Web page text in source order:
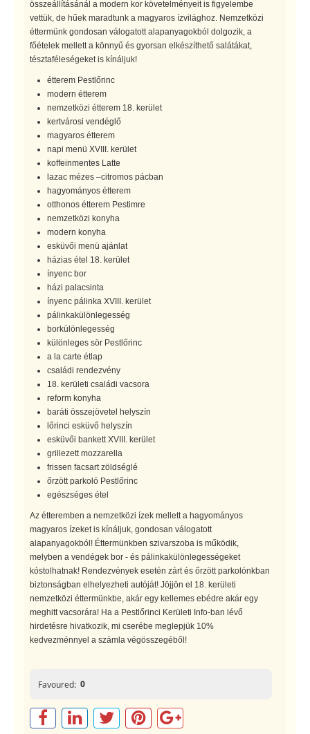
összeállításánál a modern kor követelményeit is figyelembe
vettük, de hűek maradtunk a magyaros ízvilághoz. Nemzetközi
éttermünk gondosan válogatott alapanyagokból dolgozik, a
főételek mellett a könnyű és gyorsan elkészíthető salátákat,
tésztaféleségeket is kínáljuk!
étterem Pestlőrinc
modern étterem
nemzetközi étterem 18. kerület
kertvárosi vendéglő
magyaros étterem
napi menü XVIII. kerület
koffeinmentes Latte
lazac mézes –citromos pácban
hagyományos étterem
otthonos étterem Pestimre
nemzetközi konyha
modern konyha
esküvői menü ajánlat
házias étel 18. kerület
ínyenc bor
házi palacsinta
ínyenc pálinka XVIII. kerület
pálinkakülönlegesség
borkülönlegesség
különleges sör Pestlőrinc
a la carte étlap
családi rendezvény
18. kerületi családi vacsora
reform konyha
baráti összejövetel helyszín
lőrinci esküvő helyszín
esküvői bankett XVIII. kerület
grillezett mozzarella
frissen facsart zöldséglé
őrzött parkoló Pestlőrinc
egészséges étel
Az étteremben a nemzetközi ízek mellett a hagyományos
magyaros ízeket is kínáljuk, gondosan válogatott
alapanyagokból! Éttermünkben szivarszoba is működik,
melyben a vendégek bor - és pálinkakülönlegességeket
kóstolhatnak! Rendezvények esetén zárt és őrzött parkolónkban
biztonságban elhelyezheti autóját! Jöjjön el 18. kerületi
nemzetközi éttermünkbe, akár egy kellemes ebédre akár egy
meghitt vacsorára! Ha a Pestlőrinci Kerületi Info-ban lévő
hirdetésre hivatkozik, mi cserébe meglepjük 10%
kedvezménnyel a számla végösszegéből!
Favoured: 0